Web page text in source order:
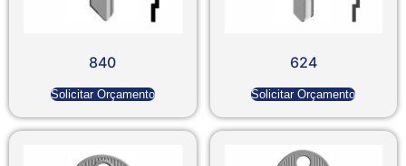
840
Solicitar Orçamento
624
Solicitar Orçamento